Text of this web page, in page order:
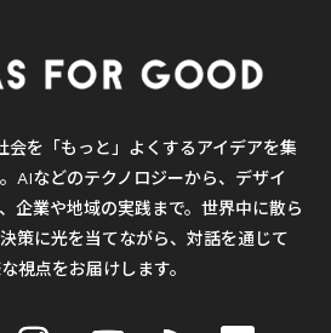
会を「もっと」よくするアイデアを集
AIなどのテクノロジーから、デザイ
企業や地域の実践まで。世界中に散ら
策に光を当てながら、対話を通じて
視点をお届けします。